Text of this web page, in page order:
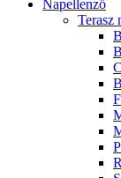
Napellenző
Terasz